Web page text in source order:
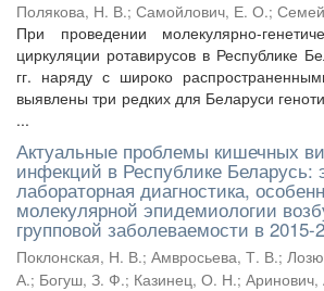
Полякова, Н. В.; Самойлович, Е. О.;
При проведении молекулярно-
циркуляции ротавирусов в Республике
гг. наряду с широко
выявлены три редких для Беларуси
...
Актуальные проблемы кишечных
инфекций в Республике Беларусь:
лабораторная диагностика,
молекулярной эпидемиологии
групповой заболеваемости в 2015-
Поклонская, Н. В.; Амвросьева, Т. В.;
А.; Богуш, З. Ф.; Казинец, О. Н.;